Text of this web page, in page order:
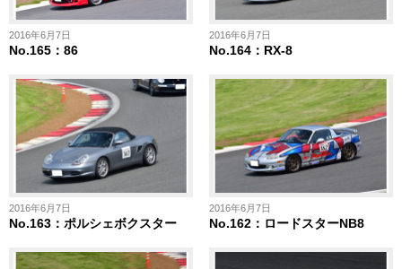
2016年6月7日
No.165：86
2016年6月7日
No.164：RX-8
2016年6月7日
No.163：ポルシェボクスター
2016年6月7日
No.162：ロードスターNB8